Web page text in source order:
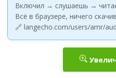
Включил → слушаешь →
Всё в браузере, ничего
🔗 langecho.com/users/amr/